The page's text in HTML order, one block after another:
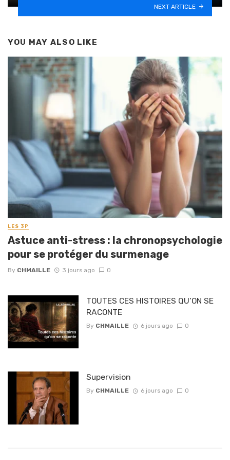
NEXT ARTICLE
YOU MAY ALSO LIKE
LES 3P
Astuce anti-stress : la chronopsychologie
pour se protéger du surmenage
By CHMAILLE 3 jours ago 0
TOUTES CES HISTOIRES QU’ON SE
RACONTE
By CHMAILLE 6 jours ago 0
Supervision
By CHMAILLE 6 jours ago 0